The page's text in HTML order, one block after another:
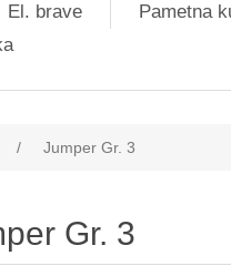
El. brave Pametna
/ Jumper Gr. 3
Gr. 3